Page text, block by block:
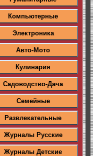
Компьютерные
Электроника
Авто-Мото
Кулинария
Садоводство-Дача
Семейные
Развлекательные
Журналы Русские
Журналы Детские